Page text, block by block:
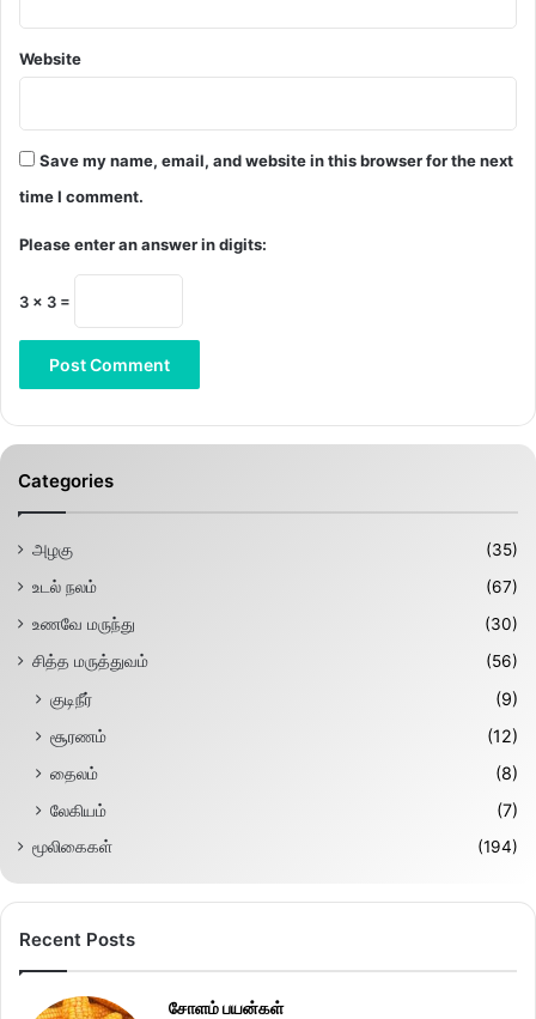
Website
Save my name, email, and website in this browser for the next
time I comment.
Please enter an answer in digits:
3 × 3 =
Categories
அழகு
(35)
உடல் நலம்
(67)
உணவே மருந்து
(30)
சித்த மருத்துவம்
(56)
குடிநீர்
(9)
சூரணம்
(12)
தைலம்
(8)
லேகியம்
(7)
மூலிகைகள் (194)
Recent Posts
சோளம் பயன்கள்